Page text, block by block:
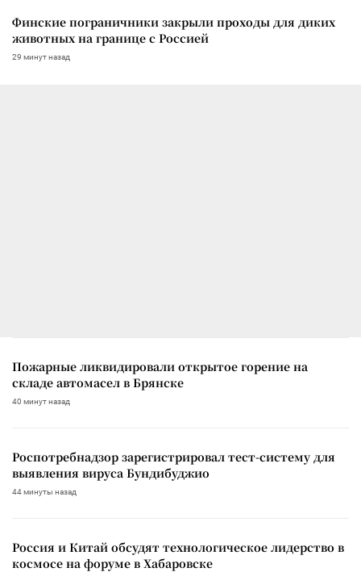
Финские пограничники закрыли проходы для диких
животных на границе с Россией
29 минут назад
Пожарные ликвидировали открытое горение на
складе автомасел в Брянске
40 минут назад
Роспотребнадзор зарегистрировал тест-систему для
выявления вируса Бундибуджио
44 минуты назад
Россия и Китай обсудят технологическое лидерство в
космосе на форуме в Хабаровске